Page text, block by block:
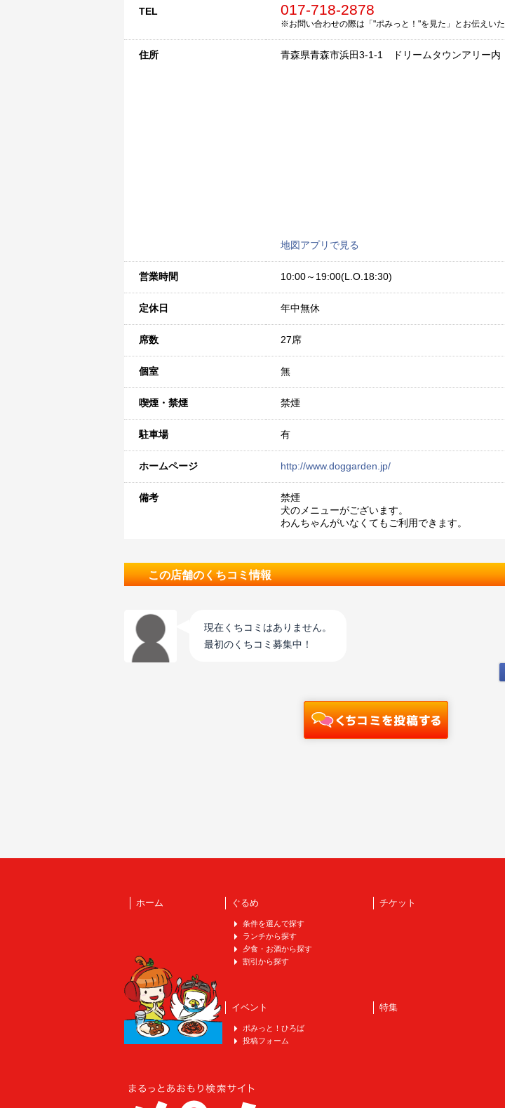
TEL 017-718-2878
※お問い合わせの際は「"ポみっと！"を見た」とお伝えいた
住所 青森県青森市浜田3-1-1 ドリームタウンアリー内
地図アプリで見る
営業時間 10:00～19:00(L.O.18:30)
定休日 年中無休
席数 27席
個室 無
喫煙・禁煙 禁煙
駐車場 有
ホームページ http://www.doggarden.jp/
備考
禁煙
犬のメニューがございます。
わんちゃんがいなくてもご利用できます。
この店舗のくちコミ情報
現在くちコミはありません。
最初のくちコミ募集中！
ホーム ぐるめ
条件を選んで探す
ランチから探す
夕食・お酒から探す
割引から探す
チケット
イベント
ポみっと！ひろば
投稿フォーム
特集